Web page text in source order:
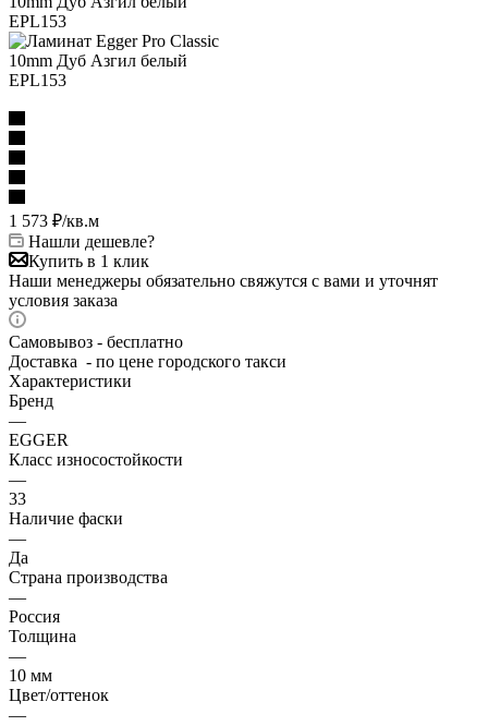
1 573 ₽/кв.м
Нашли дешевле?
Купить в 1 клик
Наши менеджеры обязательно свяжутся с вами и уточнят
условия заказа
Самовывоз - бесплатно
Доставка - по цене городского такси
Характеристики
Бренд
—
EGGER
Класс износостойкости
—
33
Наличие фаски
—
Да
Страна производства
—
Россия
Толщина
—
10 мм
Цвет/оттенок
—